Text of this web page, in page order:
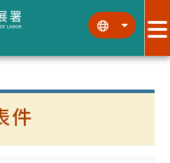
::: :::
件